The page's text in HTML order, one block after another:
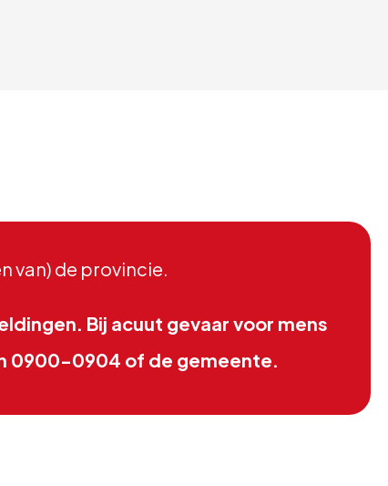
van) de provincie.
Bij acuut gevaar voor mens
0900-0904 of de gemeente.